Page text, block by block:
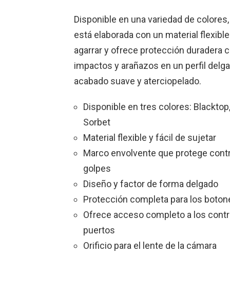
Disponible en una variedad de
está elaborada con un material
agarrar y ofrece protección duradera
impactos y arañazos en un perfil
acabado suave y aterciopelado.
Disponible en tres colores:
Sorbet
Material flexible y fácil de sujetar
Marco envolvente que protege
golpes
Diseño y factor de forma delgado
Protección completa para los
Ofrece acceso completo a los
puertos
Orificio para el lente de la cámara